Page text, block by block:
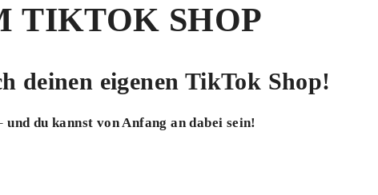
TIKTOK SHOP
deinen eigenen TikTok Shop!
und du kannst von Anfang an dabei sein!